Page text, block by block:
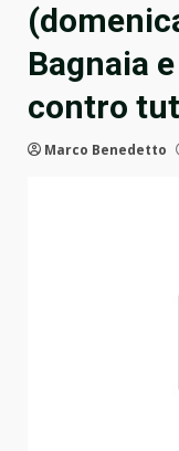
Bagnaia
contro
Marco Benedetto